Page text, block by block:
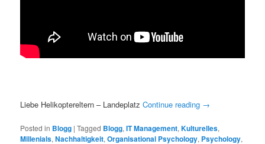
Liebe Helikoptereltern – LandeplatzContinue reading →
Posted in Blogg |Tagged Blogg,IT Management,Kulturelles,
Millenials,Nachhaltigkeit,Organisational Psychology, Psychology,